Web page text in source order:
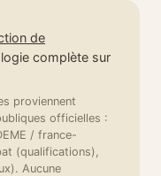
de
complète sur
proviennent
officielles :
/ france-
(qualifications),
Aucune